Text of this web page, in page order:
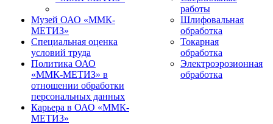
Музей ОАО «ММК-
МЕТИЗ»
Специальная оценка
условий труда
Политика ОАО
«ММК-МЕТИЗ» в
отношении обработки
персональных данных
Карьера в ОАО «ММК-
МЕТИЗ»
работы
Шлифовальная
обработка
Токарная
обработка
Электроэрозионная
обработка